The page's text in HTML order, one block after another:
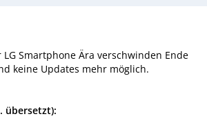
Smartphone Ära verschwinden Ende
keine Updates mehr möglich.
übersetzt):